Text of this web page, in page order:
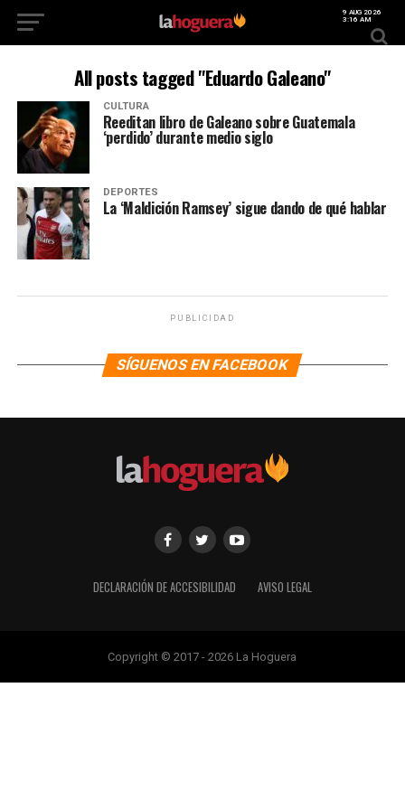
9 AUG 2026
3:16 AM
All posts tagged "Eduardo Galeano"
CULTURA
Reeditan libro de Galeano sobre Guatemala
‘perdido’ durante medio siglo
DEPORTES
La ‘Maldición Ramsey’ sigue dando de qué hablar
PUBLICIDAD
SÍGUENOS EN FACEBOOK
DECLARACIÓN DE ACCESIBILIDAD AVISO LEGAL
Copyright © 2017 - 2026 La Hoguera